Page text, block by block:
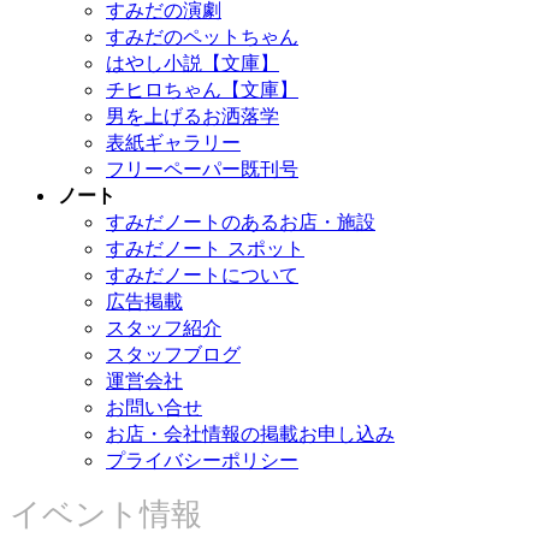
すみだの演劇
すみだのペットちゃん
はやし小説【文庫】
チヒロちゃん【文庫】
男を上げるお洒落学
表紙ギャラリー
フリーペーパー既刊号
ノート
すみだノートのあるお店・施設
すみだノート スポット
すみだノートについて
広告掲載
スタッフ紹介
スタッフブログ
運営会社
お問い合せ
お店・会社情報の掲載お申し込み
プライバシーポリシー
イベント情報